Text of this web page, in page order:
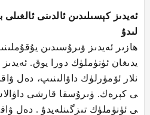
ئەيدىز كېسىلىدىن ئالدىنى
لىدۇ
ھازىر ئەيدىز ۋىرۇسىدىن
يدىغان ئۈنۈملۈك دورا يوق.
نلار ئۆمۈرلۈك داۋالىنىپ، دەل
ى كېرەك. ۋىرۇسقا قارشى
ى ئۈنۈملۈك تىزگىنلەيدۇ . دەل